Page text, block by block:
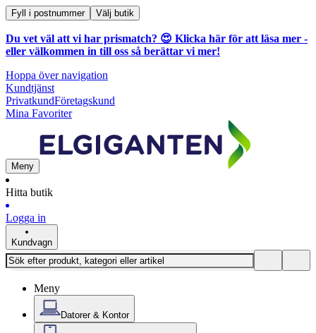
Fyll i postnummer Välj butik
Du vet väl att vi har prismatch? 😍 Klicka här för att läsa mer -
eller välkommen in till oss så berättar vi mer!
Hoppa över navigation
Kundtjänst
PrivatkundFöretagskund
Mina Favoriter
Meny
Hitta butik
Logga in
Kundvagn
Meny
Datorer & Kontor